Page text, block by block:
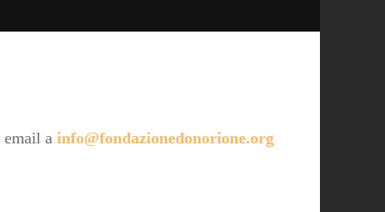
a info@fondazionedonorione.org